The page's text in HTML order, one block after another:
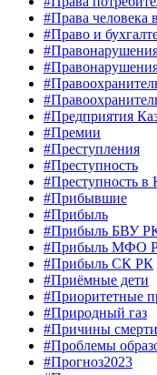
#Права человека
#Право и
#Предприятия
#Премии
#Преступления
#Преступность
#Преступность в
#Прибывшие
#Прибыль
#Прибыль БВУ
#Прибыль МФО
#Прибыль СК РК
#Приёмные дети
#Приоритетные
#Природный газ
#Причины смерти
#Проблемы
#Прогноз2023